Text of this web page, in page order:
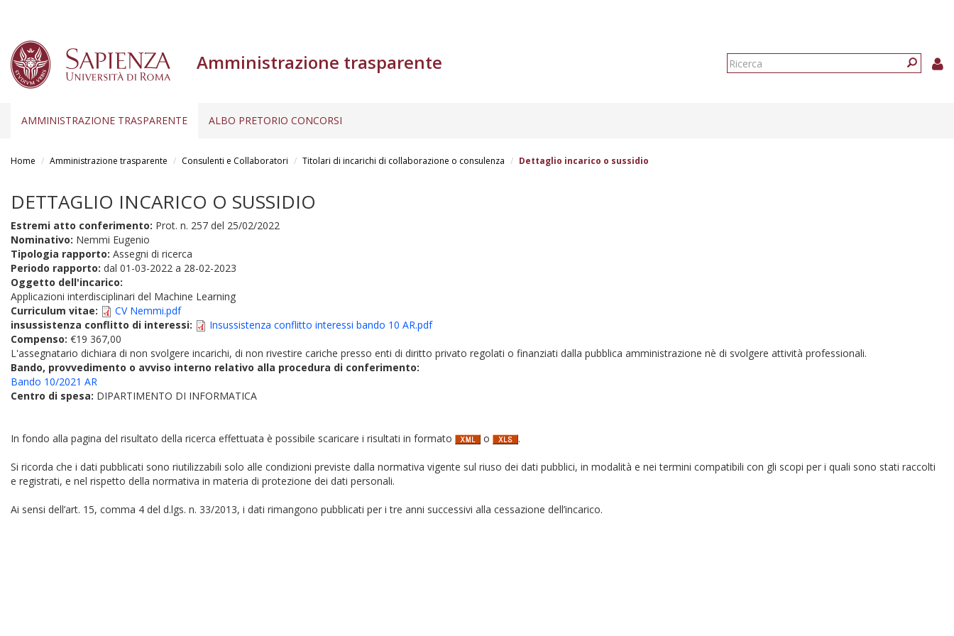
Amministrazione trasparente
Form
AMMINISTRAZIONE TRASPARENTE ALBO PRETORIO CONCORSI
Home Amministrazione trasparente Consulenti e Collaboratori Titolari di incarichi di collaborazione o consulenza Dettaglio incarico o sussidio
DETTAGLIO INCARICO O SUSSIDIO
Estremi atto conferimento: Prot. n. 257 del 25/02/2022
Nominativo: Nemmi Eugenio
Tipologia rapporto: Assegni di ricerca
Periodo rapporto: dal 01-03-2022 a 28-02-2023
Oggetto dell'incarico:
Applicazioni interdisciplinari del Machine Learning
Curriculum vitae:
CV Nemmi.pdf
insussistenza conflitto di interessi:
Insussistenza conflitto interessi bando 10 AR.pdf
Compenso: €19 367,00
L'assegnatario dichiara di non svolgere incarichi, di non rivestire cariche presso enti di diritto privato regolati o finanziati dalla pubblica amministrazione nè di svolgere attività professionali.
Bando, provvedimento o avviso interno relativo alla procedura di conferimento:
Bando 10/2021 AR
Centro di spesa: DIPARTIMENTO DI INFORMATICA
In fondo alla pagina del risultato della ricerca effettuata è possibile scaricare i risultati in formato o .
Si ricorda che i dati pubblicati sono riutilizzabili solo alle condizioni previste dalla normativa vigente sul riuso dei dati pubblici, in modalità e nei termini compatibili con gli scopi per i quali sono stati raccolti
e registrati, e nel rispetto della normativa in materia di protezione dei dati personali.
Ai sensi dell’art. 15, comma 4 del d.lgs. n. 33/2013, i dati rimangono pubblicati per i tre anni successivi alla cessazione dell’incarico.